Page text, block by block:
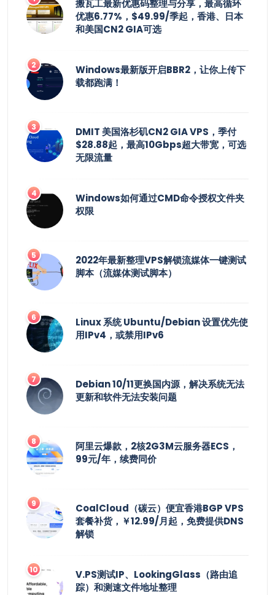
搬瓦工最新优惠码整理与分享，最高循环
优惠6.77%，$49.99/季起，香港、日本
和美国CN2 GIA可选
Windows最新版开启BBR2，让你上传下
载都跑满！
DMIT 美国洛杉矶CN2 GIA VPS，季付
$28.88起，最高10Gbps超大带宽，可选
无限流量
Windows如何通过CMD命令授权文件夹
权限
2022年最新整理VPS解锁流媒体一键测试
脚本（流媒体测试脚本）
Linux 系统 Ubuntu/Debian 设置优先使
用IPv4，或禁用IPv6
Debian 10/11更换国内源，解决系统无法
更新和软件无法安装问题
阿里云爆款，2核2G3M云服务器ECS，
99元/年，续费同价
CoalCloud（碳云）便宜香港BGP VPS
套餐补货，￥12.99/月起，免费提供DNS
解锁
V.PS测试IP、LookingGlass（路由追
踪）和测速文件地址整理